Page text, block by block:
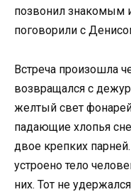
позвонил знакомым
поговорили с
Встреча произошла
возвращался с
желтый свет
падающие хлопья
двое крепких
устроено тело
них. Тот не